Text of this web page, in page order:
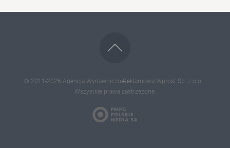
© 2011-2026 Agencja Wydawniczo-Reklamowa Wprost Sp. z o.o. .
Wszystkie prawa zastrzeżone.